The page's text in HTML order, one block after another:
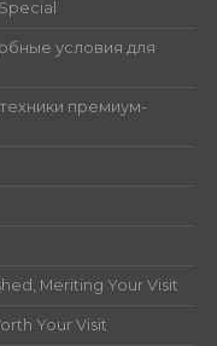
условия для
премиум-
Meriting Your Visit
Your Visit